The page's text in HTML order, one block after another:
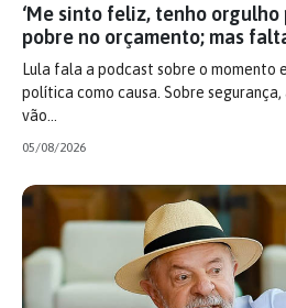
‘Me sinto feliz, tenho
pobre no orçamento; mas
Lula fala a podcast sobre o momento
política como causa. Sobre
vão…
05/08/2026